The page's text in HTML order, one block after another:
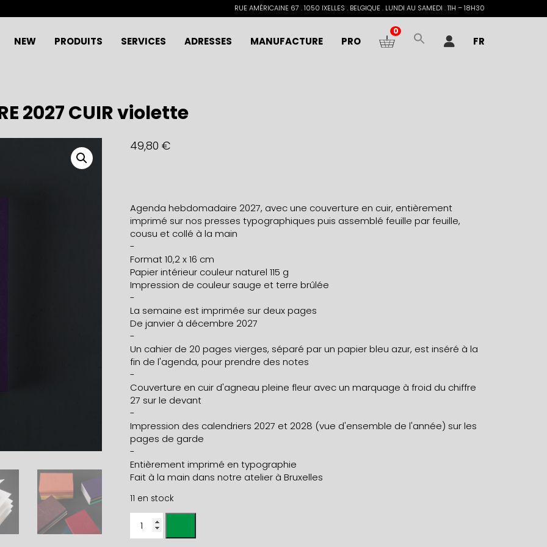
RUE AMÉRICAINE 67 . 1050 IXELLES . BELGIQUE . LUNDI AU SAMEDI . 11H – 18H30
NEW PRODUITS SERVICES ADRESSES MANUFACTURE PRO FR
0
2027 CUIR violette
49,80 €
Agenda hebdomadaire 2027, avec une couverture en cuir, entièrement
imprimé sur nos presses typographiques puis assemblé feuille par feuille,
cousu et collé à la main
-
Format 10,2 x 16 cm
Papier intérieur couleur naturel 115 g
Impression de couleur sauge et terre brûlée
-
La semaine est imprimée sur deux pages
De janvier à décembre 2027
-
Un cahier de 20 pages vierges, séparé par un papier bleu azur, est inséré à la
fin de l'agenda, pour prendre des notes
-
Couverture en cuir d'agneau pleine fleur avec un marquage à froid du chiffre
27 sur le devant
-
Impression des calendriers 2027 et 2028 (vue d'ensemble de l'année) sur les
pages de garde
-
Entièrement imprimé en typographie
Fait à la main dans notre atelier à Bruxelles
11 en stock
quantité
de